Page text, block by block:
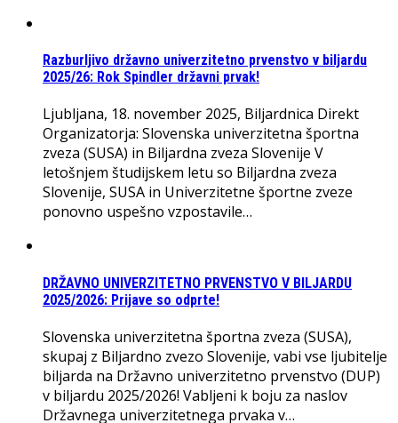
Razburljivo državno univerzitetno prvenstvo v biljardu
2025/26: Rok Spindler državni prvak!
Ljubljana, 18. november 2025, Biljardnica Direkt
Organizatorja: Slovenska univerzitetna športna
zveza (SUSA) in Biljardna zveza Slovenije V
letošnjem študijskem letu so Biljardna zveza
Slovenije, SUSA in Univerzitetne športne zveze
ponovno uspešno vzpostavile…
DRŽAVNO UNIVERZITETNO PRVENSTVO V BILJARDU
2025/2026: Prijave so odprte!
Slovenska univerzitetna športna zveza (SUSA),
skupaj z Biljardno zvezo Slovenije, vabi vse ljubitelje
biljarda na Državno univerzitetno prvenstvo (DUP)
v biljardu 2025/2026! Vabljeni k boju za naslov
Državnega univerzitetnega prvaka v…